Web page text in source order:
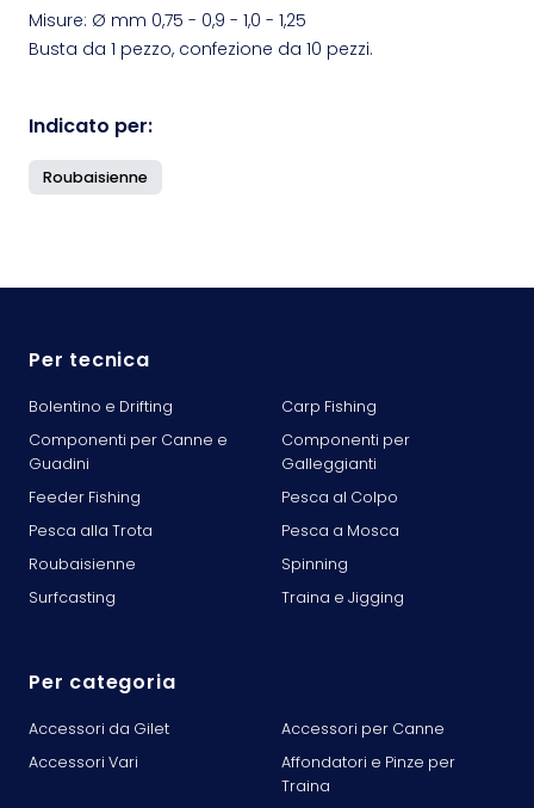
Misure: Ø mm 0,75 - 0,9 - 1,0 - 1,25
Busta da 1 pezzo, confezione da 10 pezzi.
Indicato per:
Roubaisienne
Per tecnica
Bolentino e Drifting
Carp Fishing
Componenti per Canne e
Guadini
Componenti per
Galleggianti
Feeder Fishing
Pesca al Colpo
Pesca alla Trota
Pesca a Mosca
Roubaisienne
Spinning
Surfcasting
Traina e Jigging
Per categoria
Accessori da Gilet
Accessori per Canne
Accessori Vari
Affondatori e Pinze per
Traina